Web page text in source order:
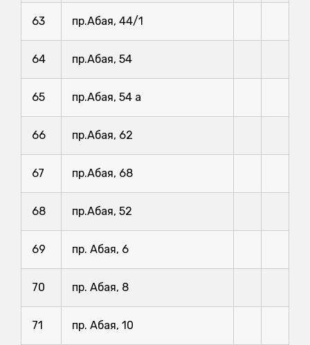
63 пр.Абая, 44/1
64 пр.Абая, 54
65 пр.Абая, 54 а
66 пр.Абая, 62
67 пр.Абая, 68
68 пр.Абая, 52
69 пр. Абая, 6
70 пр. Абая, 8
71 пр. Абая, 10